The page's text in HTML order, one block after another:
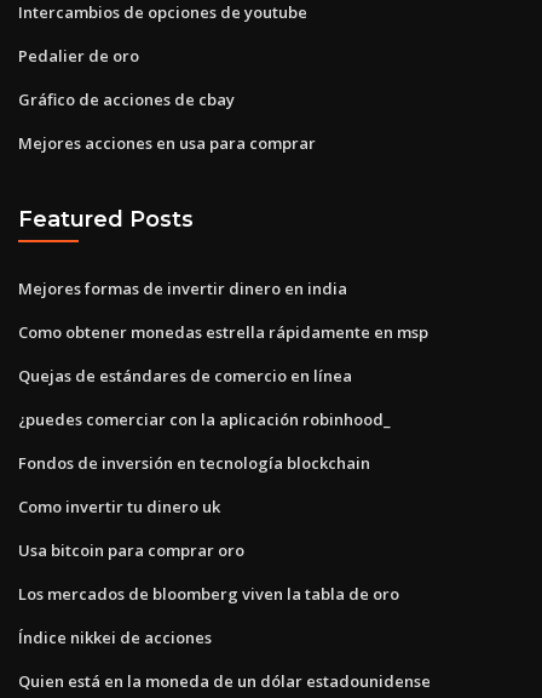
Intercambios de opciones de youtube
Pedalier de oro
Gráfico de acciones de cbay
Mejores acciones en usa para comprar
Featured Posts
Mejores formas de invertir dinero en india
Como obtener monedas estrella rápidamente en msp
Quejas de estándares de comercio en línea
¿puedes comerciar con la aplicación robinhood_
Fondos de inversión en tecnología blockchain
Como invertir tu dinero uk
Usa bitcoin para comprar oro
Los mercados de bloomberg viven la tabla de oro
Índice nikkei de acciones
Quien está en la moneda de un dólar estadounidense